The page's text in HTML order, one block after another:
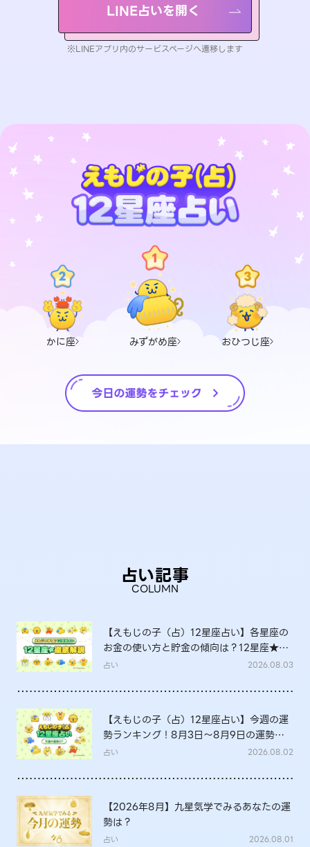
LINE占いを開く
※LINEアプリ内のサービスページへ遷移します
かに座 みずがめ座 おひつじ座
占い記事
COLUMN
【えもじの子（占）12星座占い】各星座の
お金の使い方と貯金の傾向は？12星座★徹
底解説
占い 2026.08.03
【えもじの子（占）12星座占い】今週の運
勢ランキング！8月3日～8月9日の運勢
は？
占い 2026.08.02
【2026年8月】九星気学でみるあなたの運
勢は？
占い 2026.08.01